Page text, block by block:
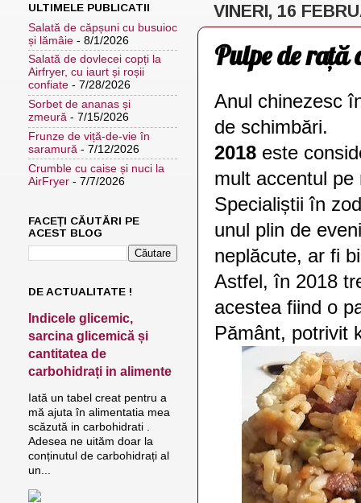
VINERI, 16
Pulpe de rață
Anul chinezesc
de schimbări.
2018 este
mult accentul
Specialiștii în
unul plin de
neplăcute, ar fi
Astfel, în 2018
acestea fiind o
Pământ, potrivit
ULTIMELE PUBLICATII
Salată de căpșuni cu busuioc
și lămâie - 8/1/2026
Salată de dovlecei copți la
Airfryer, cu iaurt și roșii
confiate - 7/28/2026
Sorbet de ananas și
zmeură - 7/15/2026
Frunze de viță-de-vie în
saramură - 7/12/2026
Crumble cu caise și nuci la
AirFryer - 7/7/2026
FACEȚI CĂUTĂRI PE
ACEST BLOG
DE ACTUALITATE !
Indicele glicemic,
sarcina glicemică și
cantitatea de
carbohidrați in alimente
Iată un tabel creat pentru a
mă ajuta în alimentatia mea
scăzută in carbohidrati .
Adesea ne uităm doar la
conținutul de carbohidrați al
un...